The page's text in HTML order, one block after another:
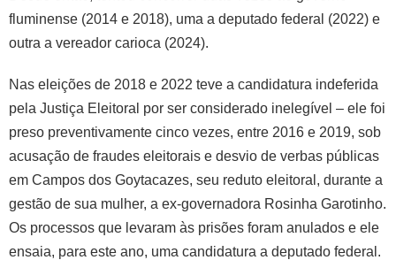
fluminense (2014 e 2018), uma a deputado federal (2022) e
outra a vereador carioca (2024).
Nas eleições de 2018 e 2022 teve a candidatura indeferida
pela Justiça Eleitoral por ser considerado inelegível – ele foi
preso preventivamente cinco vezes, entre 2016 e 2019, sob
acusação de fraudes eleitorais e desvio de verbas públicas
em Campos dos Goytacazes, seu reduto eleitoral, durante a
gestão de sua mulher, a ex-governadora Rosinha Garotinho.
Os processos que levaram às prisões foram anulados e ele
ensaia, para este ano, uma candidatura a deputado federal.